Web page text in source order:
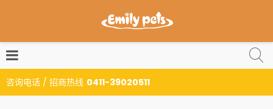
咨询电话 / 招商热线 0411-39020511